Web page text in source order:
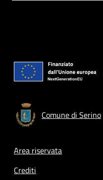
Comune di Serino
Footer menu
Area riservata
Crediti